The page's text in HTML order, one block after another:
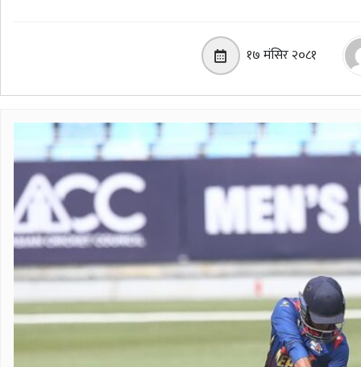
१७ मंसिर २०८१